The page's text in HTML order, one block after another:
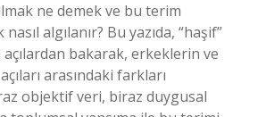
ne demek ve bu terim
algılanır? Bu yazıda, “haşif”
bakarak, erkeklerin ve
arasındaki farkları
objektif veri, biraz duygusal